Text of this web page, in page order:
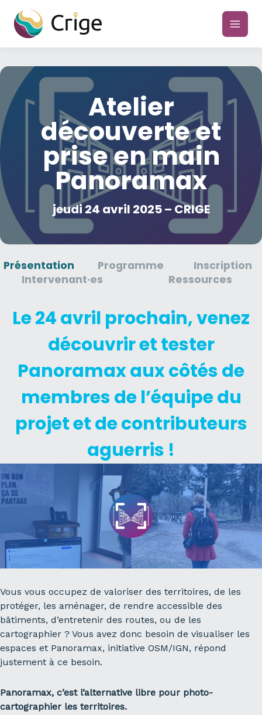
contenu
main
Atelier
découverte et
prise en main
Panoramax
jeudi 24 avril 2025 – CRIGE
Présentation Programme
Inscription
Intervenant·es
Ressources
Le 24 avril prochain, venez
découvrir et tester
Panoramax aux côtés de
membres de l’équipe du
projet et de contributeurs
aguerris !
Vous vous occupez de valoriser des territoires, de les
protéger, les aménager, de rendre accessible des
bâtiments, d’entretenir des routes, ou de les
cartographier ? Vous avez donc besoin de visualiser les
espaces et Panoramax, initiative OSM/IGN, répond
justement à ce besoin.
Panoramax, c’est l’alternative libre pour photo-
cartographier les territoires.